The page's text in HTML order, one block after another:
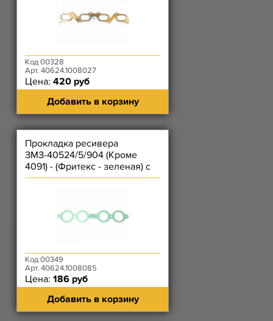
Код 00328
Арт. 40624.1008027
Цена: 420 руб
Добавить в корзину
Прокладка ресивера
ЗМЗ-40524/5/904 (Кроме
4091) - (Фритекс - зеленая) с
круглыми окнами (две пары)
Код 00349
Арт. 40624.1008085
Цена: 186 руб
Добавить в корзину